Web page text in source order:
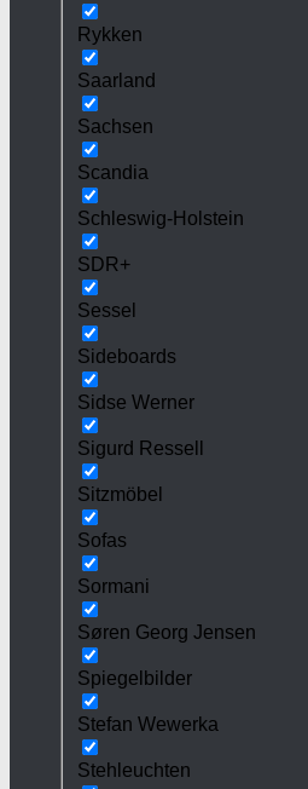
Rykken
Saarland
Sachsen
Scandia
Schleswig-Holstein
SDR+
Sessel
Sideboards
Sidse Werner
Sigurd Ressell
Sitzmöbel
Sofas
Sormani
Søren Georg Jensen
Spiegelbilder
Stefan Wewerka
Stehleuchten